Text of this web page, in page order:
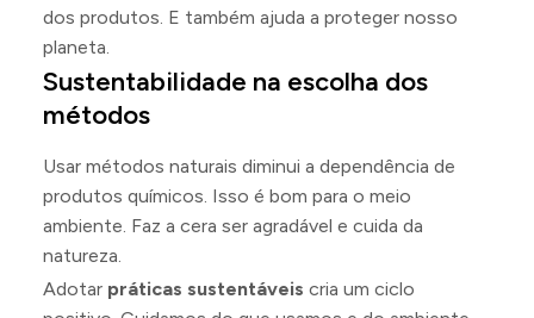
dos produtos. E também ajuda a proteger nosso
planeta.
Sustentabilidade na escolha dos
métodos
Usar métodos naturais diminui a dependência de
produtos químicos. Isso é bom para o meio
ambiente. Faz a cera ser agradável e cuida da
natureza.
Adotar práticas sustentáveis cria um ciclo